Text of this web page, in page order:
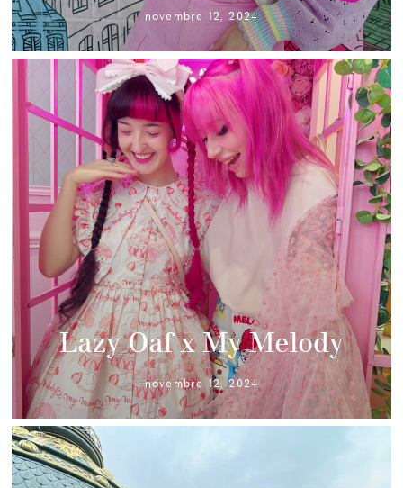
novembre 12, 2024
Lazy Oaf x My Melody
novembre 12, 2024